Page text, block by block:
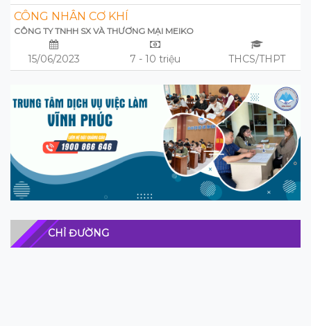
CÔNG NHÂN CƠ KHÍ
CÔNG TY TNHH SX VÀ THƯƠNG MẠI MEIKO
15/06/2023 7 - 10 triệu THCS/THPT
CHỈ ĐƯỜNG